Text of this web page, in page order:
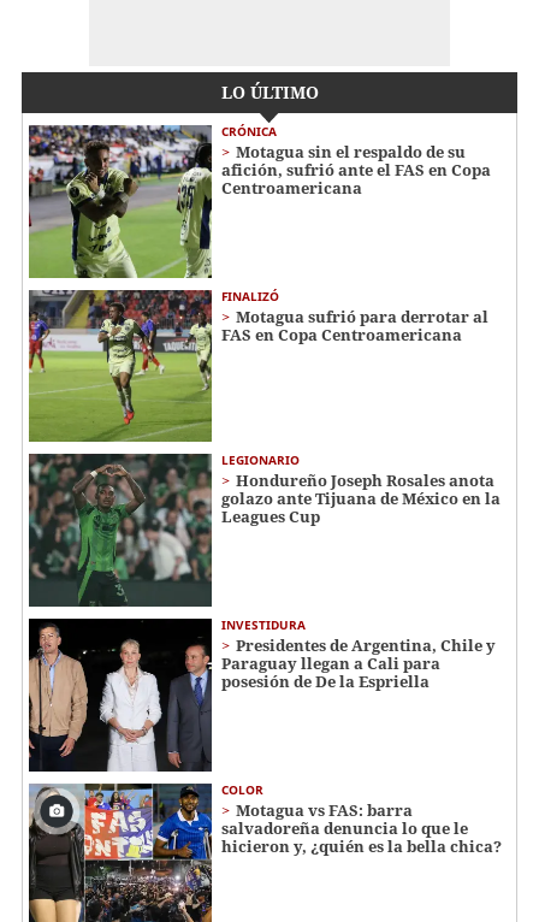
LO ÚLTIMO
CRÓNICA
Motagua sin el respaldo de su
afición, sufrió ante el FAS en Copa
Centroamericana
FINALIZÓ
Motagua sufrió para derrotar al
FAS en Copa Centroamericana
LEGIONARIO
Hondureño Joseph Rosales anota
golazo ante Tijuana de México en la
Leagues Cup
INVESTIDURA
Presidentes de Argentina, Chile y
Paraguay llegan a Cali para
posesión de De la Espriella
COLOR
Motagua vs FAS: barra
salvadoreña denuncia lo que le
hicieron y, ¿quién es la bella chica?